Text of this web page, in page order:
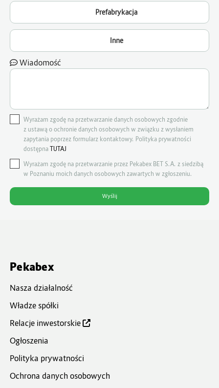
Prefabrykacja
Inne
Wiadomość
Wyrażam zgodę na przetwarzanie danych osobowych zgodnie
z ustawą o ochronie danych osobowych w związku z wysłaniem
zapytania poprzez formularz kontaktowy. Polityka prywatności
dostępna TUTAJ
Wyrażam zgodę na przetwarzanie przez Pekabex BET S.A. z siedzibą
w Poznaniu moich danych osobowych zawartych w zgłoszeniu.
Pekabex
Nasza działalność
Władze spółki
Relacje inwestorskie
Ogłoszenia
Polityka prywatności
Ochrona danych osobowych